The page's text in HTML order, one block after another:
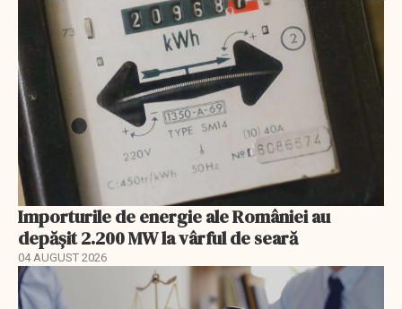
Importurile de energie ale României au
depășit 2.200 MW la vârful de seară
04 AUGUST 2026